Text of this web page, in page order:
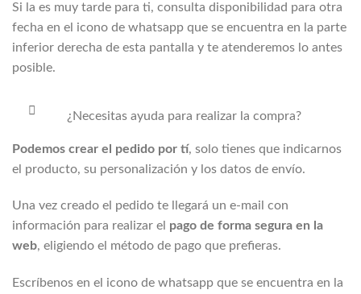
Si la es muy tarde para ti, consulta disponibilidad para otra
fecha en el icono de whatsapp que se encuentra en la parte
inferior derecha de esta pantalla y te atenderemos lo antes
posible.
¿Necesitas ayuda para realizar la compra?
Podemos crear el pedido por tí, solo tienes que indicarnos
el producto, su personalización y los datos de envío.
Una vez creado el pedido te llegará un e-mail con
información para realizar el pago de forma segura en la
web, eligiendo el método de pago que prefieras.
Escríbenos en el icono de whatsapp que se encuentra en la